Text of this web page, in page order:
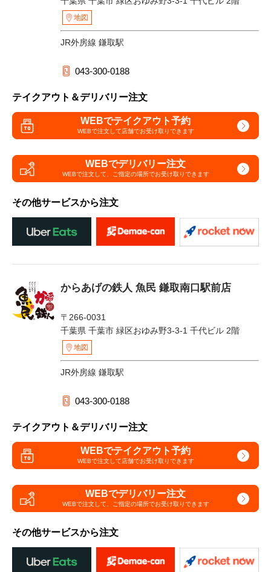
地図
JR外房線 鎌取駅
043-300-0188
テイクアウト＆デリバリー注文
WEBでテイクアウト予約
WEBで注文して店舗でお受け取りできます
WEBでデリバリー注文
WEBで注文して、 ご指定の場所でお受け取りできます
その他サービスから注文
からあげの鉄人 魚民 鎌取南口駅前店
〒266-0031
千葉県 千葉市 緑区おゆみ野3-3-1 千代ビル 2階
地図
JR外房線 鎌取駅
043-300-0188
テイクアウト＆デリバリー注文
WEBでテイクアウト予約
WEBで注文して店舗でお受け取りできます
WEBでデリバリー注文
WEBで注文して、 ご指定の場所でお受け取りできます
その他サービスから注文